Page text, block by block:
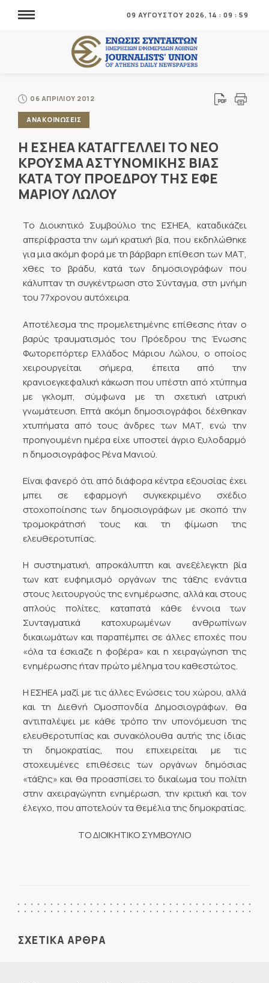
09 ΑΥΓΟΥΣΤΟΥ 2026, 14 : 09 : 59
06 ΑΠΡΙΛΙΟΥ 2012
ΑΝΑΚΟΙΝΩΣΕΙΣ
Η ΕΣΗΕΑ ΚΑΤΑΓΓΕΛΛΕΙ ΤΟ ΝΕΟ
ΚΡΟΥΣΜΑ ΑΣΤΥΝΟΜΙΚΗΣ ΒΙΑΣ
ΚΑΤΑ ΤΟΥ ΠΡΟΕΔΡΟΥ ΤΗΣ ΕΦΕ
ΜΑΡΙΟΥ ΛΩΛΟΥ
Το Διοικητικό Συμβούλιο της ΕΣΗΕΑ, καταδικάζει
απερίφραστα την ωμή κρατική βία, που εκδηλώθηκε
για μια ακόμη φορά με τη βάρβαρη επίθεση των ΜΑΤ,
χθες το βράδυ, κατά των δημοσιογράφων που
κάλυπταν τη συγκέντρωση στο Σύνταγμα, στη μνήμη
του 77χρονου αυτόχειρα.
Αποτέλεσμα της προμελετημένης επίθεσης ήταν ο
βαρύς τραυματισμός του Πρόεδρου της Ένωσης
Φωτορεπόρτερ Ελλάδος Μάριου Λώλου, ο οποίος
χειρουργείται σήμερα, έπειτα από την
κρανιοεγκεφαλική κάκωση που υπέστη από χτύπημα
με γκλομπ, σύμφωνα με τη σχετική ιατρική
γνωμάτευση. Επτά ακόμη δημοσιογράφοι δέχθηκαν
χτυπήματα από τους άνδρες των ΜΑΤ, ενώ την
προηγουμένη ημέρα είχε υποστεί άγριο ξυλοδαρμό
η δημοσιογράφος Ρένα Μανιού.
Είναι φανερό ότι από διάφορα κέντρα εξουσίας έχει
μπει σε εφαρμογή συγκεκριμένο σχέδιο
στοχοποίησης των δημοσιογράφων με σκοπό την
τρομοκράτησή τους και τη φίμωση της
ελευθεροτυπίας.
Η συστηματική, απροκάλυπτη και ανεξέλεγκτη βία
των κατ ευφημισμό οργάνων της τάξης ενάντια
στους λειτουργούς της ενημέρωσης, αλλά και στους
απλούς πολίτες, καταπατά κάθε έννοια των
Συνταγματικά κατοχυρωμένων ανθρωπίνων
δικαιωμάτων και παραπέμπει σε άλλες εποχές που
«όλα τα έσκιαζε η φοβέρα» και η χειραγώγηση της
ενημέρωσης ήταν πρώτο μέλημα του καθεστώτος.
Η ΕΣΗΕΑ μαζί με τις άλλες Ενώσεις του χώρου, αλλά
και τη Διεθνή Ομοσπονδία Δημοσιογράφων, θα
αντιπαλέψει με κάθε τρόπο την υπονόμευση της
ελευθεροτυπίας και συνακόλουθα αυτής της ίδιας
τη δημοκρατίας, που επιχειρείται με τις
στοχευμένες επιθέσεις των οργάνων δημόσιας
«τάξης» και θα προασπίσει το δικαίωμα του πολίτη
στην αχειραγώγητη ενημέρωση, την κριτική και τον
έλεγχο, που αποτελούν τα θεμέλια της δημοκρατίας.
ΤΟ ΔΙΟΙΚΗΤΙΚΟ ΣΥΜΒΟΥΛΙΟ
ΣΧΕΤΙΚΑ ΑΡΘΡΑ